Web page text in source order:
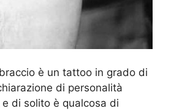
è un tattoo in grado di
di personalità
di solito è qualcosa di